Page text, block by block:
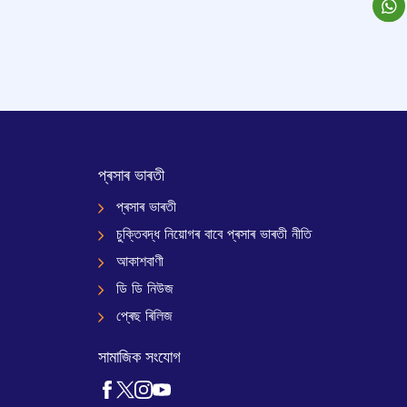
প্ৰসাৰ ভাৰতী
প্ৰসাৰ ভাৰতী
চুক্তিবদ্ধ নিয়োগৰ বাবে প্ৰসাৰ ভাৰতী নীতি
আকাশবাণী
ডি ডি নিউজ
প্ৰেছ ৰিলিজ
সামাজিক সংযোগ